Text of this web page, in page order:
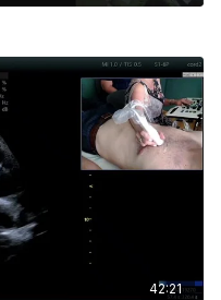
42:21